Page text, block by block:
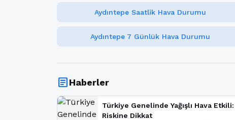
Aydıntepe Saatlik Hava Durumu
Aydıntepe 7 Günlük Hava Durumu
articleHaberler
Türkiye Genelinde Yağışlı Hava Etkili:
Riskine Dikkat